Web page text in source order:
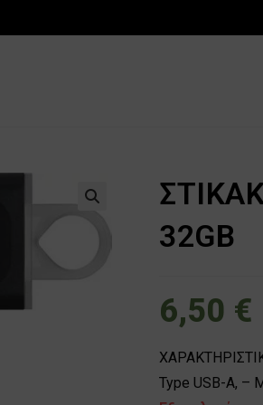
32GB
6,50 €
Type USB-A, –